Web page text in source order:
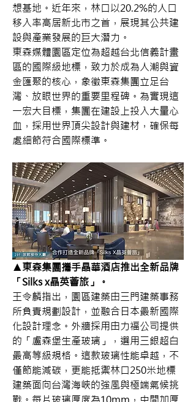
想基地。近年來，林口以20.2%的人口
移入率高居新北市之首，展現其公共建
設與產業發展的巨大潛力。
東森媒體園區定位為超越台北信義計畫
區的國際級地標，致力於成為人潮與資
金匯聚的核心，象徵東森集團立足台
灣、放眼世界的重要里程碑。為實現這
一宏大目標，集團在建設上投入大量心
血，採用世界頂尖設計與建材，確保每
處細節符合國際標準。
▲東森集團攜手晶華酒店推出全新品牌
「Silks x晶英薈旅」。
王令麟指出，園區建築由三門建築事務
所負責規劃設計，並融合日本最新國際
化設計理念。外牆採用由力福公司提供
的「盧森堡生產玻璃」，選用三銀超白
最高等級規格。這款玻璃性能卓越，不
僅節能減碳，更能抵禦林口250米地標
建築面向台灣海峽的強風與極端氣候挑
戰。每片玻璃厚度為10mm，中間加厚